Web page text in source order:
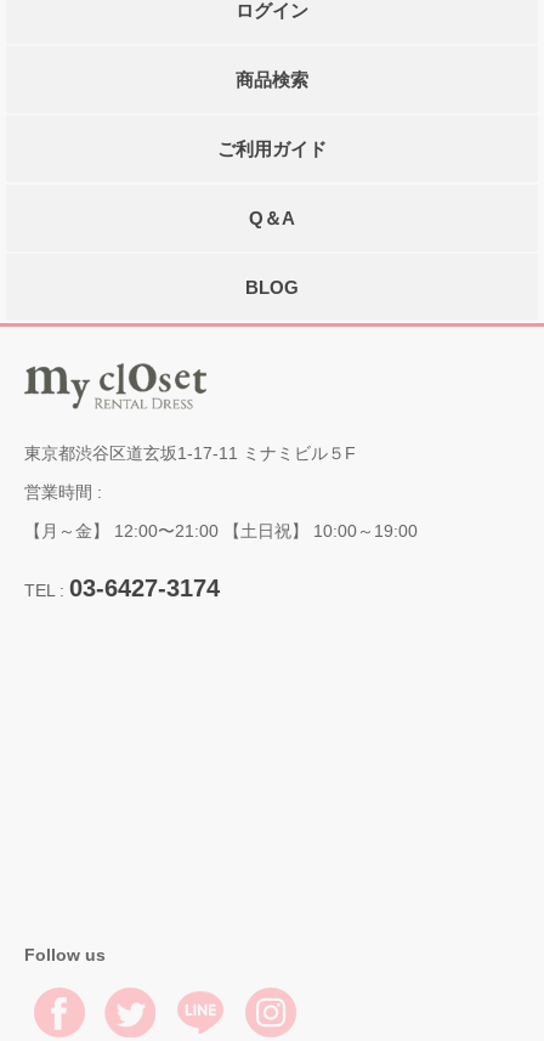
ログイン
商品検索
ご利用ガイド
Q＆A
BLOG
東京都渋谷区道玄坂1-17-11 ミナミビル５F
営業時間 :
【月～金】 12:00〜21:00 【土日祝】 10:00～19:00
TEL : 03-6427-3174
Follow us